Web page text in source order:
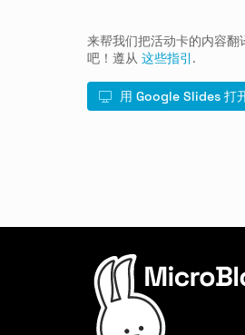
来帮我们把活动卡的内容翻
吧！遵从 这些指引 .
用 Google Slides 打